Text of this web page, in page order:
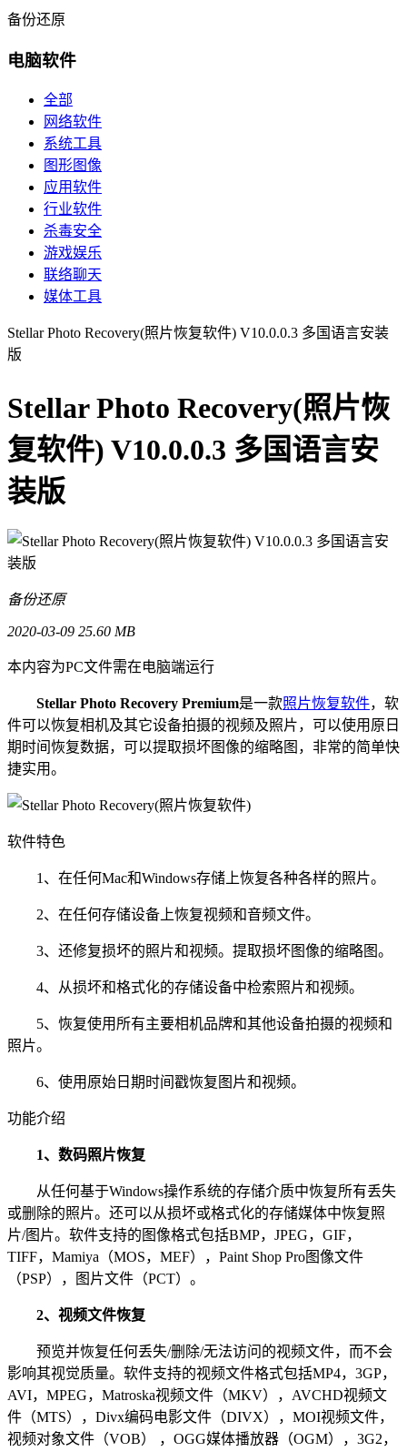
备份还原
电脑软件
全部
网络软件
系统工具
图形图像
应用软件
行业软件
杀毒安全
游戏娱乐
联络聊天
媒体工具
Stellar Photo Recovery(照片恢复软件) V10.0.0.3 多国语言安装
版
Stellar Photo Recovery(照片恢
复软件) V10.0.0.3 多国语言安
装版
备份还原
2020-03-09 25.60 MB
本内容为PC文件需在电脑端运行
Stellar Photo Recovery Premium是一款照片恢复软件，软
件可以恢复相机及其它设备拍摄的视频及照片，可以使用原日
期时间恢复数据，可以提取损坏图像的缩略图，非常的简单快
捷实用。
软件特色
1、在任何Mac和Windows存储上恢复各种各样的照片。
2、在任何存储设备上恢复视频和音频文件。
3、还修复损坏的照片和视频。提取损坏图像的缩略图。
4、从损坏和格式化的存储设备中检索照片和视频。
5、恢复使用所有主要相机品牌和其他设备拍摄的视频和
照片。
6、使用原始日期时间戳恢复图片和视频。
功能介绍
1、数码照片恢复
从任何基于Windows操作系统的存储介质中恢复所有丢失
或删除的照片。还可以从损坏或格式化的存储媒体中恢复照
片/图片。软件支持的图像格式包括BMP，JPEG，GIF，
TIFF，Mamiya（MOS，MEF），Paint Shop Pro图像文件
（PSP），图片文件（PCT）。
2、视频文件恢复
预览并恢复任何丢失/删除/无法访问的视频文件，而不会
影响其视觉质量。软件支持的视频文件格式包括MP4，3GP，
AVI，MPEG，Matroska视频文件（MKV），AVCHD视频文
件（MTS），Divx编码电影文件（DIVX），MOI视频文件，
视频对象文件（VOB） ，OGG媒体播放器（OGM），3G2，